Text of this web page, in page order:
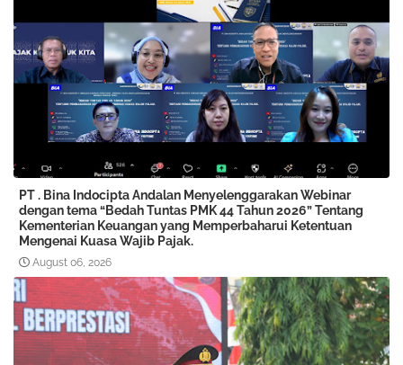
PT . Bina Indocipta Andalan Menyelenggarakan Webinar
dengan tema “Bedah Tuntas PMK 44 Tahun 2026” Tentang
Kementerian Keuangan yang Memperbaharui Ketentuan
Mengenai Kuasa Wajib Pajak.
August 06, 2026